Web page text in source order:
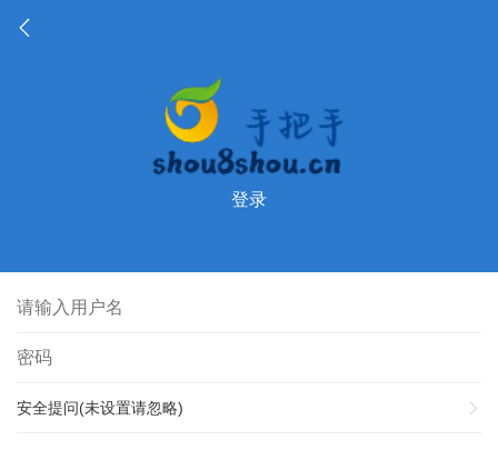
登录
安全提问(未设置请忽略)